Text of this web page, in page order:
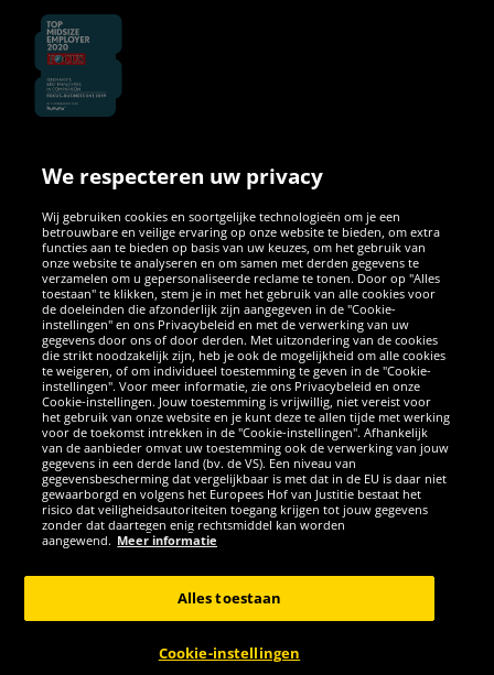
SOCIALE MEDIA
FacebookInstagram
WhatsApp
TikTokTwitterYouTube
APPS
Copyright © 2026 Sportspar GmbH, Gustav-Adolf-Ring 7, 04838 Eilenburg
*Alle prijzen incl. wettelijke btw excl. verzendingskosten en eventueel
kosten voor levering ter plaatse, tenzij anderszins beschreven. 1Huidige
We respecteren uw privacy
Wij gebruiken cookies en soortgelijke technologieën om je een
betrouwbare en veilige ervaring op onze website te bieden, om extra
functies aan te bieden op basis van uw keuzes, om het gebruik van
onze website te analyseren en om samen met derden gegevens te
verzamelen om u gepersonaliseerde reclame te tonen. Door op "Alles
toestaan" te klikken, stem je in met het gebruik van alle cookies voor
de doeleinden die afzonderlijk zijn aangegeven in de "Cookie-
instellingen" en ons Privacybeleid en met de verwerking van uw
gegevens door ons of door derden. Met uitzondering van de cookies
die strikt noodzakelijk zijn, heb je ook de mogelijkheid om alle cookies
te weigeren, of om individueel toestemming te geven in de "Cookie-
instellingen". Voor meer informatie, zie ons Privacybeleid en onze
Cookie-instellingen. Jouw toestemming is vrijwillig, niet vereist voor
het gebruik van onze website en je kunt deze te allen tijde met werking
voor de toekomst intrekken in de "Cookie-instellingen". Afhankelijk
van de aanbieder omvat uw toestemming ook de verwerking van jouw
gegevens in een derde land (bv. de VS). Een niveau van
gegevensbescherming dat vergelijkbaar is met dat in de EU is daar niet
gewaarborgd en volgens het Europees Hof van Justitie bestaat het
risico dat veiligheidsautoriteiten toegang krijgen tot jouw gegevens
zonder dat daartegen enig rechtsmiddel kan worden
aangewend. Meer informatie
Cookie-instellingen
Alles toestaan